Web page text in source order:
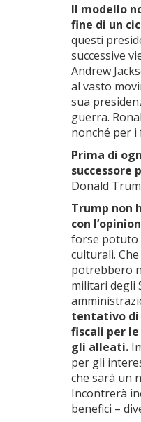
Il modello
fine di un
questi
successive
Andrew
al vasto
sua
guerra.
nonché per
Prima di
successore
Donald
Trump non
con
forse potuto
culturali.
potrebbero
militari degli
tentativo di
fiscali per
gli alleati.
per gli
che sarà un
Incontrerà
benefici –